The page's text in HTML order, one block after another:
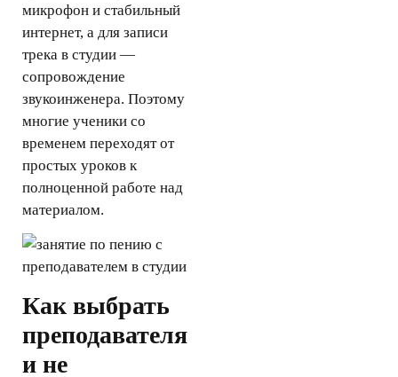
микрофон и стабильный
интернет, а для записи
трека в студии —
сопровождение
звукоинженера. Поэтому
многие ученики со
временем переходят от
простых уроков к
полноценной работе над
материалом.
Как выбрать
преподавателя
и не